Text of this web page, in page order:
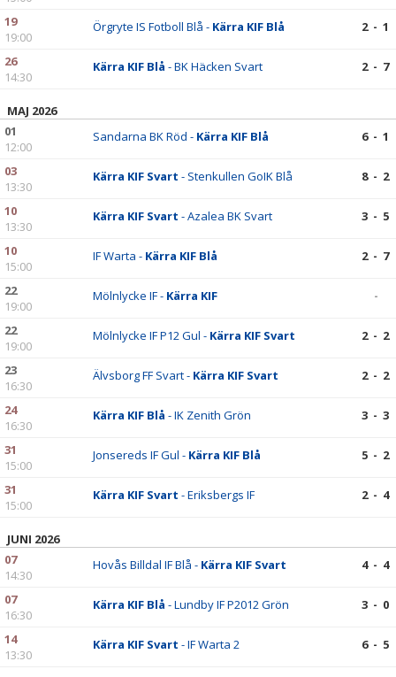
19
19:00
Örgryte IS Fotboll Blå - Kärra KIF Blå 2 - 1
26
14:30
Kärra KIF Blå - BK Häcken Svart 2 - 7
MAJ 2026
01
12:00
Sandarna BK Röd - Kärra KIF Blå 6 - 1
03
13:30
Kärra KIF Svart - Stenkullen GoIK Blå 8 - 2
10
13:30
Kärra KIF Svart - Azalea BK Svart 3 - 5
10
15:00
IF Warta - Kärra KIF Blå 2 - 7
22
19:00
Mölnlycke IF - Kärra KIF -
22
19:00
Mölnlycke IF P12 Gul - Kärra KIF Svart 2 - 2
23
16:30
Älvsborg FF Svart - Kärra KIF Svart 2 - 2
24
16:30
Kärra KIF Blå - IK Zenith Grön 3 - 3
31
15:00
Jonsereds IF Gul - Kärra KIF Blå 5 - 2
31
15:00
Kärra KIF Svart - Eriksbergs IF 2 - 4
JUNI 2026
07
14:30
Hovås Billdal IF Blå - Kärra KIF Svart 4 - 4
07
16:30
Kärra KIF Blå - Lundby IF P2012 Grön 3 - 0
14
13:30
Kärra KIF Svart - IF Warta 2 6 - 5